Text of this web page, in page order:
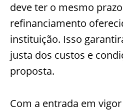
deve ter o mesmo
refinanciamento
instituição. Isso
justa dos custos e
proposta.
Com a entrada em